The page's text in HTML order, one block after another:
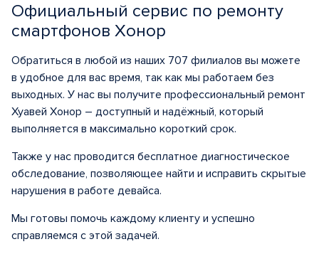
Официальный сервис по ремонту
смартфонов Хонор
Обратиться в любой из наших 707 филиалов вы можете
в удобное для вас время, так как мы работаем без
выходных. У нас вы получите профессиональный ремонт
Хуавей Хонор – доступный и надёжный, который
выполняется в максимально короткий срок.
Также у нас проводится бесплатное диагностическое
обследование, позволяющее найти и исправить скрытые
нарушения в работе девайса.
Мы готовы помочь каждому клиенту и успешно
справляемся с этой задачей.